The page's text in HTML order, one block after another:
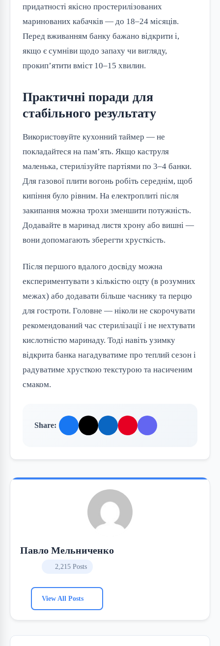
придатності якісно простерилізованих
маринованих кабачків — до 18–24 місяців.
Перед вживанням банку бажано відкрити і,
якщо є сумніви щодо запаху чи вигляду,
прокип’ятити вміст 10–15 хвилин.
Практичні поради для
стабільного результату
Використовуйте кухонний таймер — не
покладайтеся на пам’ять. Якщо каструля
маленька, стерилізуйте партіями по 3–4 банки.
Для газової плити вогонь робіть середнім, щоб
кипіння було рівним. На електроплиті після
закипання можна трохи зменшити потужність.
Додавайте в маринад листя хрону або вишні —
вони допомагають зберегти хрусткість.
Після першого вдалого досвіду можна
експериментувати з кількістю оцту (в розумних
межах) або додавати більше часнику та перцю
для гостроти. Головне — ніколи не скорочувати
рекомендований час стерилізації і не нехтувати
кислотністю маринаду. Тоді навіть узимку
відкрита банка нагадуватиме про теплий сезон і
радуватиме хрусткою текстурою та насиченим
смаком.
Share:
Павло Мельниченко
2,215 Posts
View All Posts